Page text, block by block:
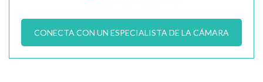
CONECTA CON UN ESPECIALISTA DE LA CÁMARA